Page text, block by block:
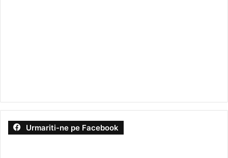
Urmariti-ne pe Facebook